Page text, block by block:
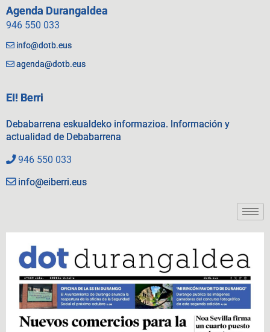
Agenda Durangaldea
946 550 033
info@dotb.eus
agenda@dotb.eus
EI! Berri
Debabarrena eskualdeko informazioa. Información y
actualidad de Debabarrena
946 550 033
info@eiberri.eus